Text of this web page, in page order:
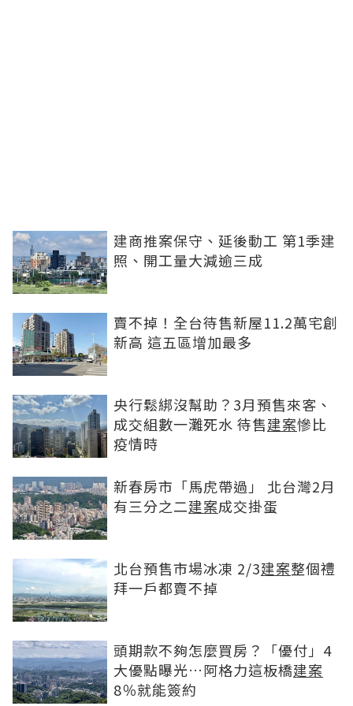
建商推案保守、延後動工 第1季建
照、開工量大減逾三成
賣不掉！全台待售新屋11.2萬宅創
新高 這五區增加最多
央行鬆綁沒幫助？3月預售來客、
成交組數一灘死水 待售建案慘比
疫情時
新春房市「馬虎帶過」 北台灣2月
有三分之二建案成交掛蛋
北台預售市場冰凍 2/3建案整個禮
拜一戶都賣不掉
頭期款不夠怎麼買房？「優付」4
大優點曝光…阿格力這板橋建案
8％就能簽約